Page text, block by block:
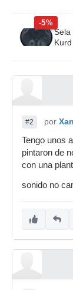
-5%
Sela
#2 por
Tengo unos
pintaron de
con una
sonido no